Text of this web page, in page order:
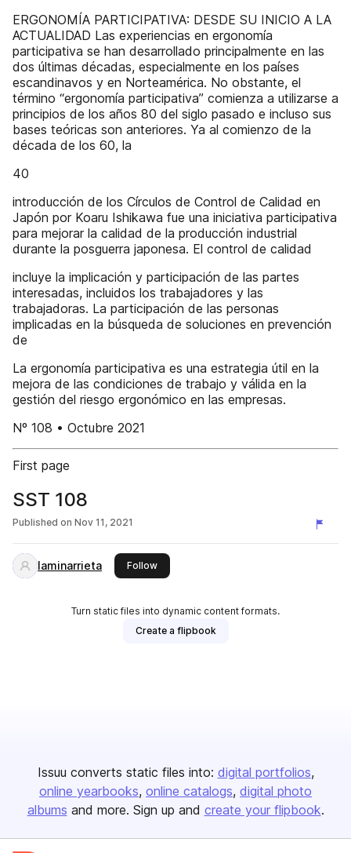
ERGONOMÍA PARTICIPATIVA: DESDE SU INICIO A LA
ACTUALIDAD Las experiencias en ergonomía
participativa se han desarrollado principalmente en las
dos últimas décadas, especialmente en los países
escandinavos y en Norteamérica. No obstante, el
término “ergonomía participativa” comienza a utilizarse a
principios de los años 80 del siglo pasado e incluso sus
bases teóricas son anteriores. Ya al comienzo de la
década de los 60, la
40
introducción de los Círculos de Control de Calidad en
Japón por Koaru Ishikawa fue una iniciativa participativa
para mejorar la calidad de la producción industrial
durante la posguerra japonesa. El control de calidad
incluye la implicación y participación de las partes
interesadas, incluidos los trabajadores y las
trabajadoras. La participación de las personas
implicadas en la búsqueda de soluciones en prevención
de
La ergonomía participativa es una estrategia útil en la
mejora de las condiciones de trabajo y válida en la
gestión del riesgo ergonómico en las empresas.
Nº 108 • Octubre 2021
First page
SST 108
Published on Nov 11, 2021
laminarrieta Followthis publisher
Turn static files into dynamic content formats.
Create a flipbook
Issuu converts static files into: digital portfolios
online yearbooks online catalogs digital photo
albums and more. Sign up and create your flipbook.